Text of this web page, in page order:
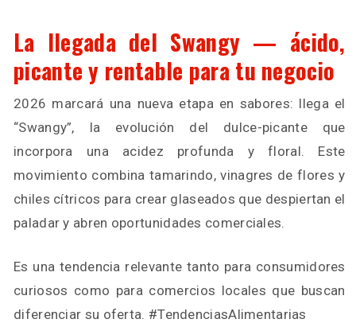
La llegada del Swangy — ácido,
picante y rentable para tu negocio
2026 marcará una nueva etapa en sabores: llega el
“Swangy”, la evolución del dulce-picante que
incorpora una acidez profunda y floral. Este
movimiento combina tamarindo, vinagres de flores y
chiles cítricos para crear glaseados que despiertan el
paladar y abren oportunidades comerciales.
Es una tendencia relevante tanto para consumidores
curiosos como para comercios locales que buscan
diferenciar su oferta. #TendenciasAlimentarias